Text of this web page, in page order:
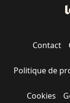
Contact
Politique de
Cookies